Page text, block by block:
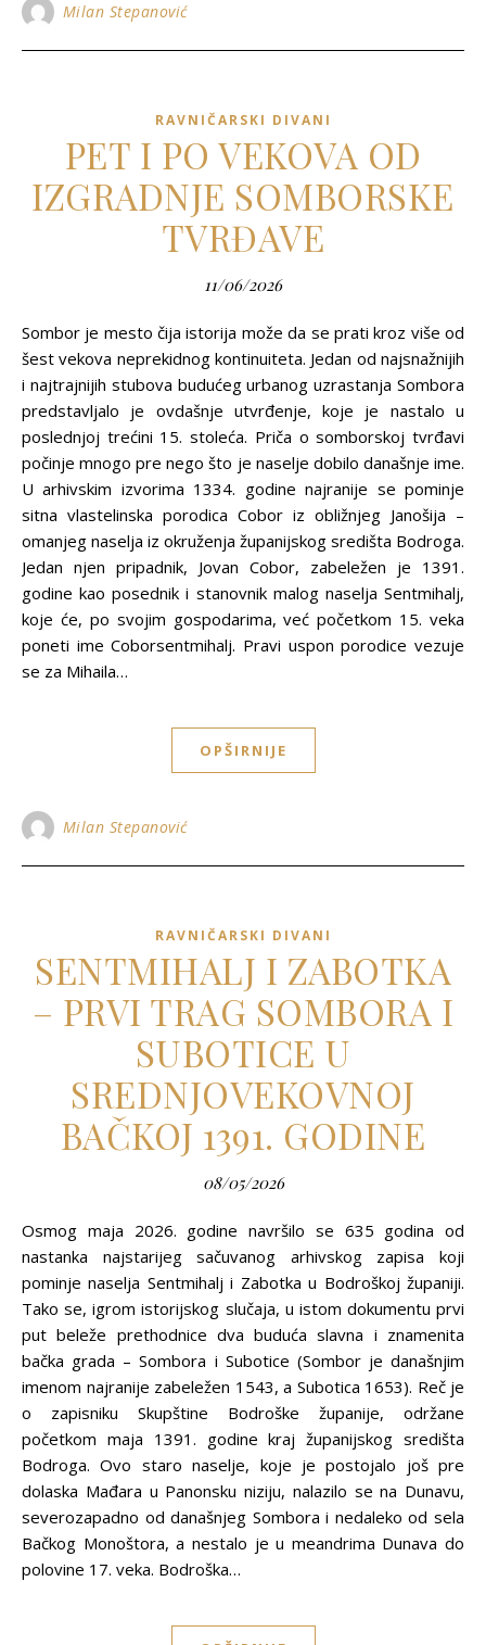
Milan Stepanović
RAVNIČARSKI DIVANI
PET I PO VEKOVA OD
IZGRADNJE SOMBORSKE
TVRĐAVE
11/06/2026
Sombor je mesto čija istorija može da se prati kroz više od
šest vekova neprekidnog kontinuiteta. Jedan od najsnažnijih
i najtrajnijih stubova budućeg urbanog uzrastanja Sombora
predstavljalo je ovdašnje utvrđenje, koje je nastalo u
poslednjoj trećini 15. stoleća. Priča o somborskoj tvrđavi
počinje mnogo pre nego što je naselje dobilo današnje ime.
U arhivskim izvorima 1334. godine najranije se pominje
sitna vlastelinska porodica Cobor iz obližnjeg Janošija –
omanjeg naselja iz okruženja županijskog središta Bodroga.
Jedan njen pripadnik, Jovan Cobor, zabeležen je 1391.
godine kao posednik i stanovnik malog naselja Sentmihalj,
koje će, po svojim gospodarima, već početkom 15. veka
poneti ime Coborsentmihalj. Pravi uspon porodice vezuje
se za Mihaila…
OPŠIRNIJE
Milan Stepanović
RAVNIČARSKI DIVANI
SENTMIHALJ I ZABOTKA
– PRVI TRAG SOMBORA I
SUBOTICE U
SREDNJOVEKOVNOJ
BAČKOJ 1391. GODINE
08/05/2026
Osmog maja 2026. godine navršilo se 635 godina od
nastanka najstarijeg sačuvanog arhivskog zapisa koji
pominje naselja Sentmihalj i Zabotka u Bodroškoj županiji.
Tako se, igrom istorijskog slučaja, u istom dokumentu prvi
put beleže prethodnice dva buduća slavna i znamenita
bačka grada – Sombora i Subotice (Sombor je današnjim
imenom najranije zabeležen 1543, a Subotica 1653). Reč je
o zapisniku Skupštine Bodroške županije, održane
početkom maja 1391. godine kraj županijskog središta
Bodroga. Ovo staro naselje, koje je postojalo još pre
dolaska Mađara u Panonsku niziju, nalazilo se na Dunavu,
severozapadno od današnjeg Sombora i nedaleko od sela
Bačkog Monoštora, a nestalo je u meandrima Dunava do
polovine 17. veka. Bodroška…